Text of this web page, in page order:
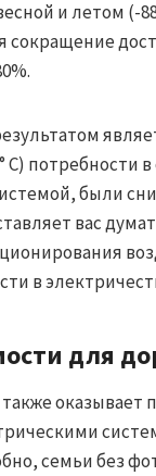
и летом (-
C) потребности
были
вас
в
для
семьи без